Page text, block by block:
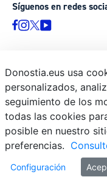
Síguenos en redes
© Donostiako Udala -
Ijentea 1, 20003 Donostia
Aviso legal
Política de privacidad
Política de cookies
Declaración de
Donostia.eus usa
personalizados,
seguimiento de los
todas las cookies
posible en nuestro
preferencias.
Configuración